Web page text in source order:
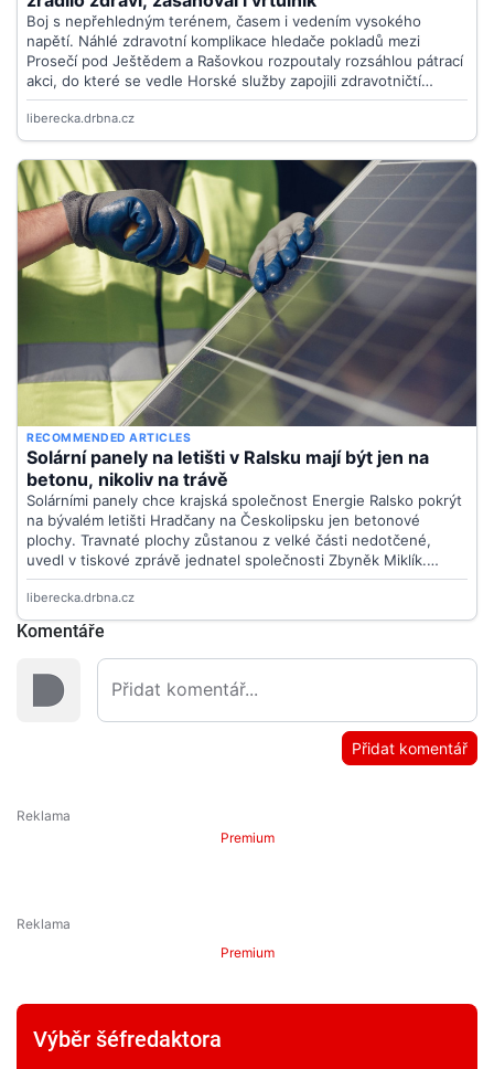
Komentáře
Přidat komentář
Premium
Premium
Výběr šéfredaktora